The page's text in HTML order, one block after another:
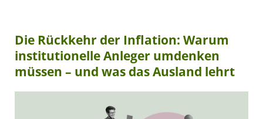
Die Rückkehr der Inflation: Warum
institutionelle Anleger umdenken
müssen – und was das Ausland lehrt